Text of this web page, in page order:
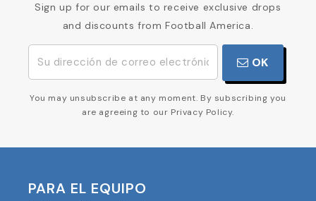
Sign up for our emails to receive exclusive drops
and discounts from Football America.
OK
You may unsubscribe at any moment. By subscribing you
are agreeing to our Privacy Policy.
PARA EL EQUIPO